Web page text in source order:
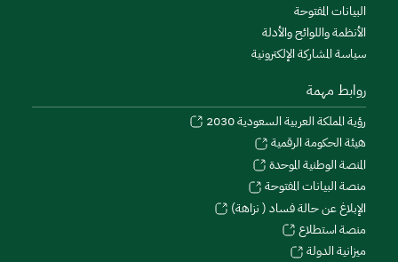
البيانات المفتوحة
الأنظمة واللوائح والأدلة
سياسة المشاركة الإلكترونية
روابط مهمة
رؤية المملكة العربية السعودية 2030
هيئة الحكومة الرقمية
المنصة الوطنية الموحدة
منصة البيانات المفتوحة
الإبلاغ عن حالة فساد ( نزاهة)
منصة استطلاع
ميزانية الدولة